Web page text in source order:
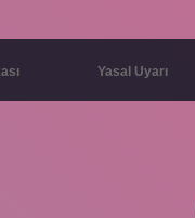
Yasal Uyarı